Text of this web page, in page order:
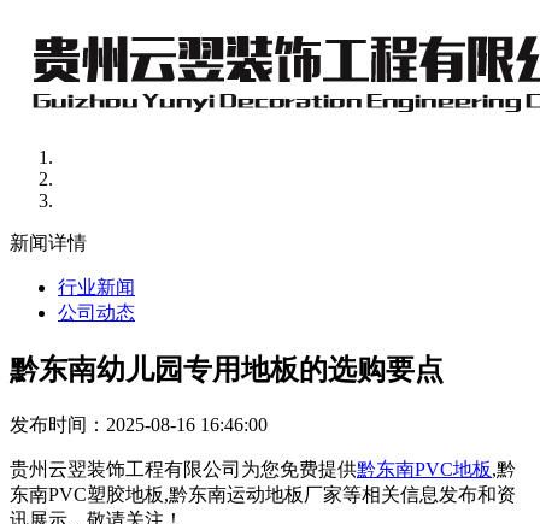
新闻详情
行业新闻
公司动态
黔东南幼儿园专用地板的选购要点
发布时间：2025-08-16 16:46:00
贵州云翌装饰工程有限公司为您免费提供黔东南PVC地板,黔
东南PVC塑胶地板,黔东南运动地板厂家等相关信息发布和资
讯展示，敬请关注！